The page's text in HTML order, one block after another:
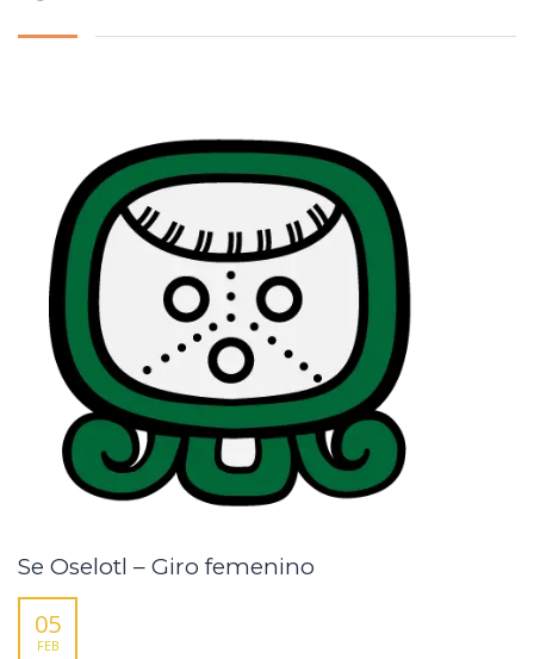
Se Oselotl – Giro femenino
05
FEB